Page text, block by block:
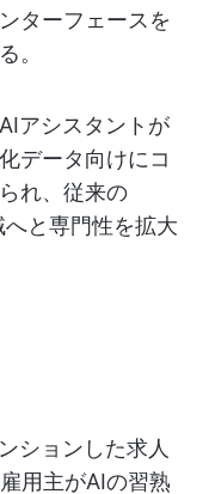
ターフェースを
。
アシスタントが
データ向けにコ
れ、従来の
と専門性を拡大
ションした求人
用主がAIの習熟